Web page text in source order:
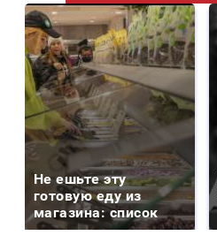
Не ешьте эту
готовую еду из
магазина: список